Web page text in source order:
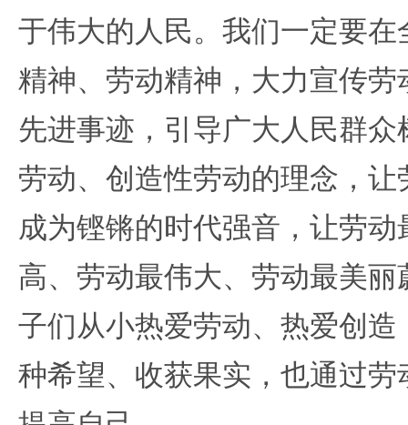
于伟大的人民。我们一定要
精神、劳动精神，大力宣传
先进事迹，引导广大人民群
劳动、创造性劳动的理念，
成为铿锵的时代强音，让劳
高、劳动最伟大、劳动最美
子们从小热爱劳动、热爱创
种希望、收获果实，也通过